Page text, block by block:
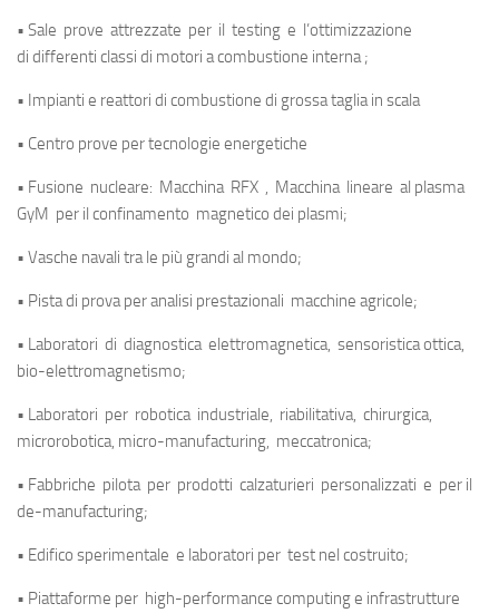
• Sale prove attrezzate per il testing e l’ottimizzazione
di differenti classi di motori a combustione interna ;
• Impianti e reattori di combustione di grossa taglia in scala
• Centro prove per tecnologie energetiche
• Fusione nucleare: Macchina RFX , Macchina lineare al plasma
GyM per il confinamento magnetico dei plasmi;
• Vasche navali tra le più grandi al mondo;
• Pista di prova per analisi prestazionali macchine agricole;
• Laboratori di diagnostica elettromagnetica, sensoristica ottica,
bio-elettromagnetismo;
• Laboratori per robotica industriale, riabilitativa, chirurgica,
microrobotica, micro-manufacturing, meccatronica;
• Fabbriche pilota per prodotti calzaturieri personalizzati e per il
de-manufacturing;
• Edifico sperimentale e laboratori per test nel costruito;
• Piattaforme per high-performance computing e infrastrutture